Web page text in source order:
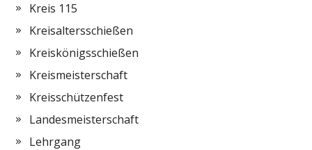
Kreis 115
Kreisaltersschießen
Kreiskönigsschießen
Kreismeisterschaft
Kreisschützenfest
Landesmeisterschaft
Lehrgang